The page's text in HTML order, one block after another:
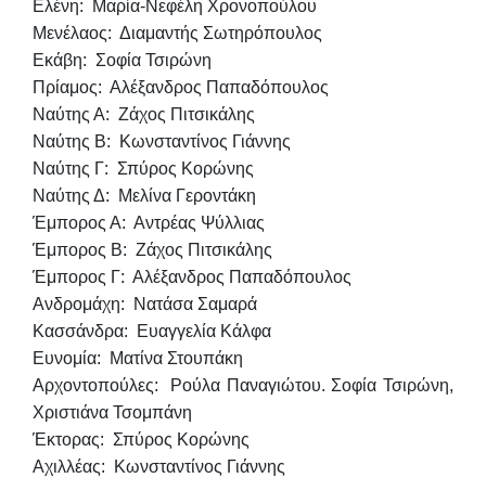
Ελένη: Μαρία-Νεφέλη Χρονοπούλου
Μενέλαος: Διαμαντής Σωτηρόπουλος
Εκάβη: Σοφία Τσιρώνη
Πρίαμος: Αλέξανδρος Παπαδόπουλος
Ναύτης Α: Ζάχος Πιτσικάλης
Ναύτης Β: Κωνσταντίνος Γιάννης
Ναύτης Γ: Σπύρος Κορώνης
Ναύτης Δ: Μελίνα Γεροντάκη
Έμπορος Α: Αντρέας Ψύλλιας
Έμπορος Β: Ζάχος Πιτσικάλης
Έμπορος Γ: Αλέξανδρος Παπαδόπουλος
Ανδρομάχη: Νατάσα Σαμαρά
Κασσάνδρα: Ευαγγελία Κάλφα
Ευνομία: Ματίνα Στουπάκη
Αρχοντοπούλες: Ρούλα Παναγιώτου. Σοφία Τσιρώνη,
Χριστιάνα Τσομπάνη
Έκτορας: Σπύρος Κορώνης
Αχιλλέας: Κωνσταντίνος Γιάννης